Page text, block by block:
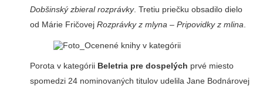
Dobšinský zbieral rozprávky. Tretiu priečku obsadilo dielo
od Márie FričovejRozprávky z mlyna – Pripovidky z mlina.
Porota v kategórii Beletria pre dospelých prvé miesto
spomedzi 24 nominovaných titulov udelila Jane Bodnárovej